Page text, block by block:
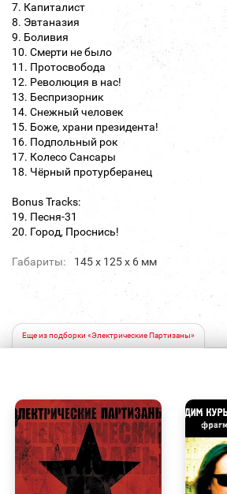
7. Капиталист
8. Эвтаназия
9. Боливия
10. Смерти не было
11. Протосвобода
12. Революция в нас!
13. Беспризорник
14. Снежный человек
15. Боже, храни президента!
16. Подпольный рок
17. Колесо Сансары
18. Чёрный протурберанец
Bonus Tracks:
19. Песня-31
20. Город, Проснись!
Габариты: 145 х 125 х 6 мм
Еще из подборки «Электрические Партизаны»